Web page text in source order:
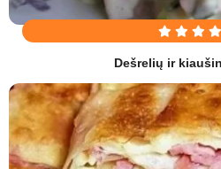
Dešrelių ir